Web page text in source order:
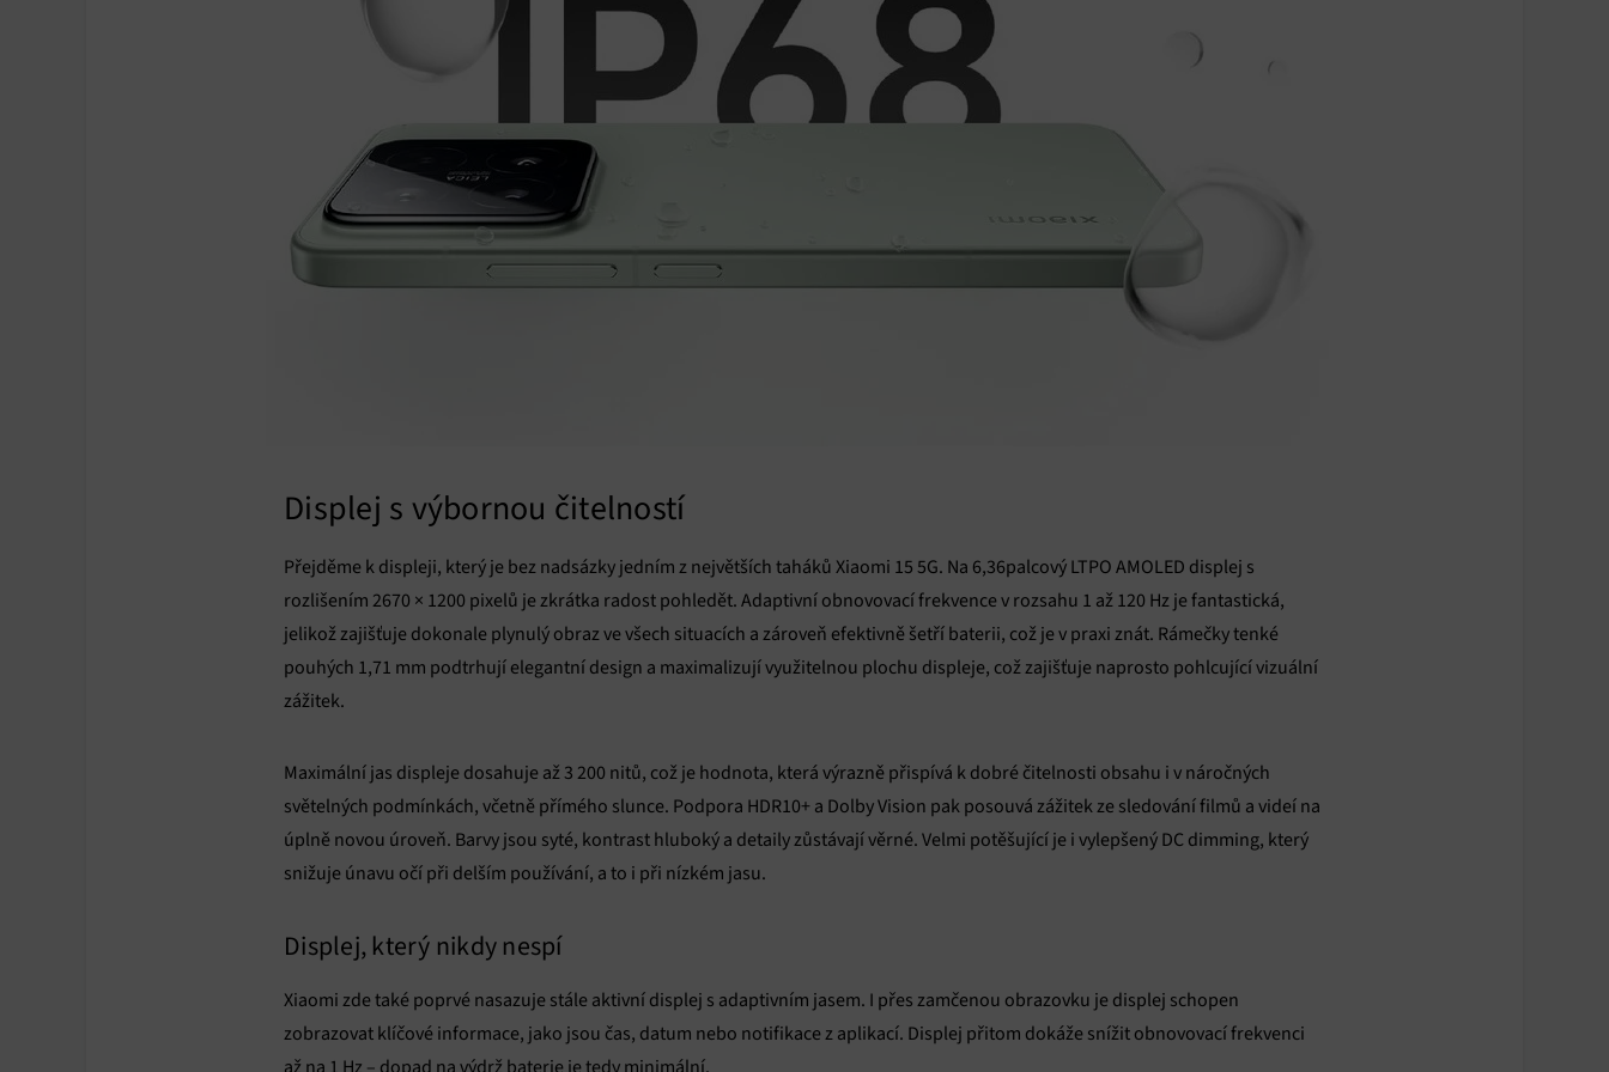
Poskytování a zobrazování reklamy a obsahu, Ukládání a sdělování voleb
ochrany osobních údajů.
Displej s výbornou čitelností
Přejděme k displeji, který je bez nadsázky jedním z největších taháků Xiaomi 15 5G. Na 6,36palcový LTPO AMOLED displej s
rozlišením 2670 × 1200 pixelů je zkrátka radost pohledět. Adaptivní obnovovací frekvence v rozsahu 1 až 120 Hz je fantastická,
jelikož zajišťuje dokonale plynulý obraz ve všech situacích a zároveň efektivně šetří baterii, což je v praxi znát. Rámečky tenké
pouhých 1,71 mm podtrhují elegantní design a maximalizují využitelnou plochu displeje, což zajišťuje naprosto pohlcující vizuální
zážitek.
Maximální jas displeje dosahuje až 3 200 nitů, což je hodnota, která výrazně přispívá k dobré čitelnosti obsahu i v náročných
světelných podmínkách, včetně přímého slunce. Podpora HDR10+ a Dolby Vision pak posouvá zážitek ze sledování filmů a videí na
úplně novou úroveň. Barvy jsou syté, kontrast hluboký a detaily zůstávají věrné. Velmi potěšující je i vylepšený DC dimming, který
snižuje únavu očí při delším používání, a to i při nízkém jasu.
Displej, který nikdy nespí
Xiaomi zde také poprvé nasazuje stále aktivní displej s adaptivním jasem. I přes zamčenou obrazovku je displej schopen
zobrazovat klíčové informace, jako jsou čas, datum nebo notifikace z aplikací. Displej přitom dokáže snížit obnovovací frekvenci
až na 1 Hz – dopad na výdrž baterie je tedy minimální.